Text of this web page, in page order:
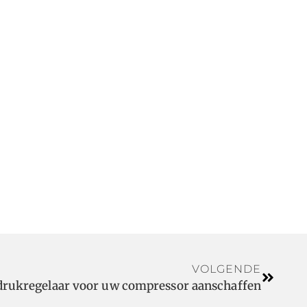
VOLGENDE
voor uw compressor aanschaffen